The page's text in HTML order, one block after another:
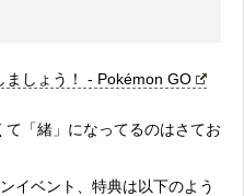
ましょう！ - Pokémon GO
「緒」になってるのはさてお
イベント、特典は以下のよう